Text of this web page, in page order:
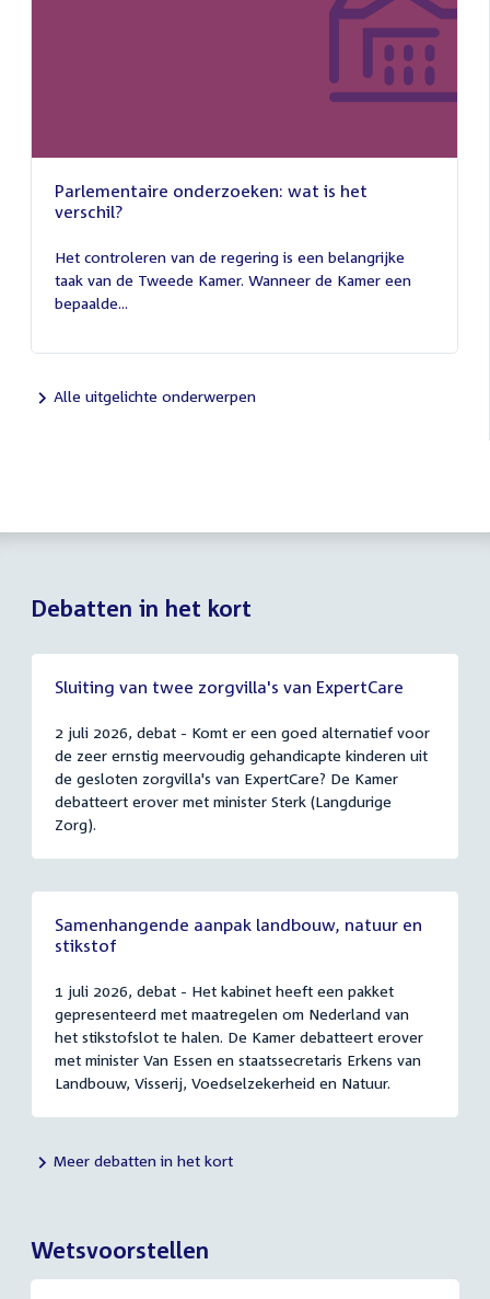
Parlementaire onderzoeken: wat is het
verschil?
juli
2026
Het controleren van de regering is een belangrijke
taak van de Tweede Kamer. Wanneer de Kamer een
bepaalde...
Alle uitgelichte onderwerpen
Debatten in het kort
Sluiting van twee zorgvilla's van ExpertCare
2 juli 2026, debat - Komt er een goed alternatief voor
de zeer ernstig meervoudig gehandicapte kinderen uit
de gesloten zorgvilla's van ExpertCare? De Kamer
debatteert erover met minister Sterk (Langdurige
Zorg).
Samenhangende aanpak landbouw, natuur en
stikstof
1 juli 2026, debat - Het kabinet heeft een pakket
gepresenteerd met maatregelen om Nederland van
het stikstofslot te halen. De Kamer debatteert erover
met minister Van Essen en staatssecretaris Erkens van
Landbouw, Visserij, Voedselzekerheid en Natuur.
Meer debatten in het kort
Wetsvoorstellen